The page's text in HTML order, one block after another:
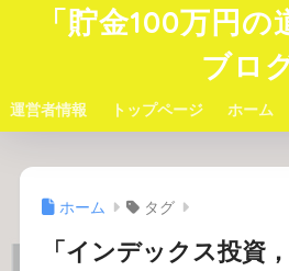
「貯金100万円
ブロ
運営者情報 トップページ ホーム
ホーム タグ
「インデックス投資